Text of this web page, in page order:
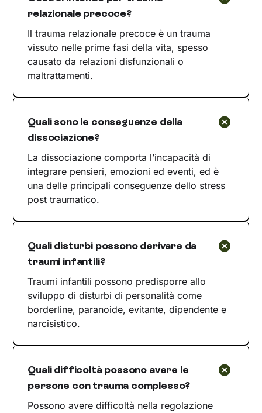
relazionale precoce?
Il trauma relazionale precoce è un trauma
vissuto nelle prime fasi della vita, spesso
causato da relazioni disfunzionali o
maltrattamenti.
Quali sono le conseguenze della
dissociazione?
La dissociazione comporta l’incapacità di
integrare pensieri, emozioni ed eventi, ed è
una delle principali conseguenze dello stress
post traumatico.
Quali disturbi possono derivare da
traumi infantili?
Traumi infantili possono predisporre allo
sviluppo di disturbi di personalità come
borderline, paranoide, evitante, dipendente e
narcisistico.
Quali difficoltà possono avere le
persone con trauma complesso?
Possono avere difficoltà nella regolazione